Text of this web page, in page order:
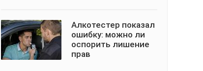
Алкотестер показал
ошибку: можно ли
оспорить лишение
прав